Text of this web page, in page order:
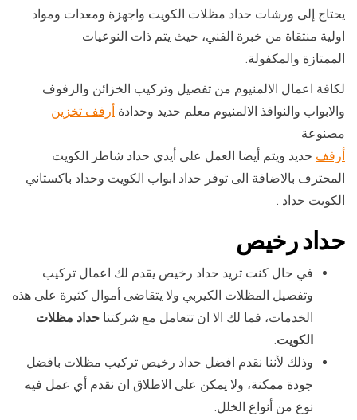
يحتاج إلى ورشات حداد مظلات الكويت واجهزة ومعدات ومواد
اولية منتقاة من خبرة الفني، حيث يتم ذات النوعيات
الممتازة والمكفولة.
لكافة اعمال الالمنيوم من تفصيل وتركيب الخزائن والرفوف
والابواب والنوافذ الالمنيوم معلم حديد وحدادة أرفف تخزين
مصنوعة
أرفف حديد ويتم أيضا العمل على أيدي حداد شاطر الكويت
المحترف بالاضافة الى توفر حداد ابواب الكويت وحداد باكستاني
الكويت حداد .
حداد رخيص
في حال كنت تريد حداد رخيص يقدم لك اعمال تركيب
وتفصيل المظلات الكيربي ولا يتقاضى أموال كثيرة على هذه
الخدمات، فما لك الا ان تتعامل مع شركتنا حداد مظلات
الكويت.
وذلك لأننا نقدم افضل حداد رخيص تركيب مظلات بافضل
جودة ممكنة، ولا يمكن على الاطلاق ان نقدم أي عمل فيه
نوع من أنواع الخلل.